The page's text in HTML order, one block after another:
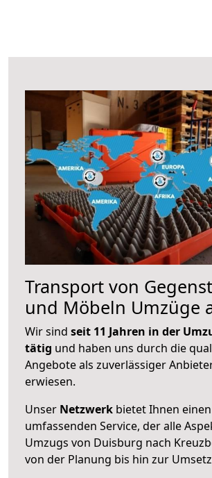
Transport von
und Möbeln Umzüge
Wir sind seit 11 Jahren in der
tätig und haben uns durch die
Angebote als zuverlässiger
erwiesen.
Unser Netzwerk bietet Ihnen einen
umfassenden Service, der alle
Umzugs von Duisburg nach
von der Planung bis hin zur